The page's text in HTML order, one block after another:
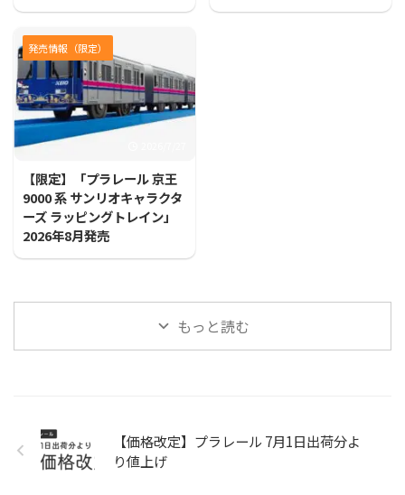
発売情報（限定）
【限定】「プラレール 京王
9000 系 サンリオキャラクタ
ーズ ラッピングトレイン」
2026年8月発売
もっと読む
【価格改定】プラレール 7月1日出荷分よ
り値上げ